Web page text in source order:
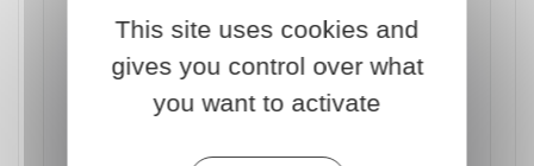
avoir un espace personnel sur le site de
Accéder au service en ligne
This site uses cookies and
gives you control over what
you want to activate